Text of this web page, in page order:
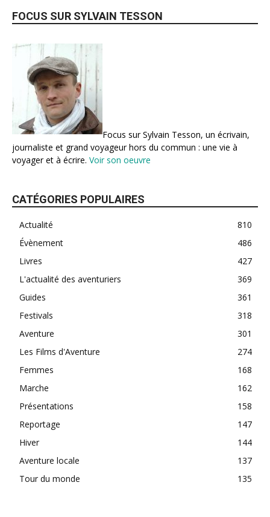
FOCUS SUR SYLVAIN TESSON
Focus sur Sylvain Tesson, un écrivain,
journaliste et grand voyageur hors du commun : une vie à
voyager et à écrire. Voir son oeuvre
CATÉGORIES POPULAIRES
Actualité
810
Évènement
486
Livres
427
L'actualité des aventuriers
369
Guides
361
Festivals
318
Aventure
301
Les Films d'Aventure
274
Femmes
168
Marche
162
Présentations
158
Reportage
147
Hiver
144
Aventure locale
137
Tour du monde
135